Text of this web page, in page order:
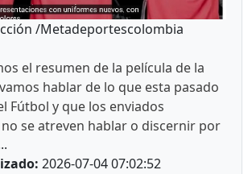
/Metadeportescolombia
el resumen de la película de la
hablar de lo que esta pasado
Fútbol y que los enviados
no se atreven hablar o discernir por
pueden perder la credencial y
otorga la FIFA para los partidos.
2026-07-04 07:02:52